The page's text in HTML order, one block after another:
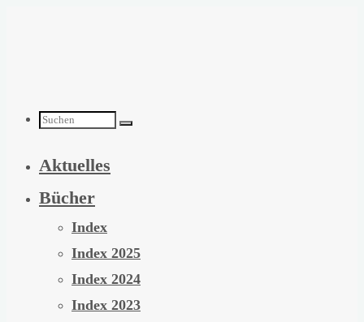
Suchen
nach:
Aktuelles
Bücher
Index
Index 2025
Index 2024
Index 2023